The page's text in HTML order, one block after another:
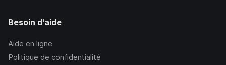
Besoin d'aide
Aide en ligne
Politique de confidentialité